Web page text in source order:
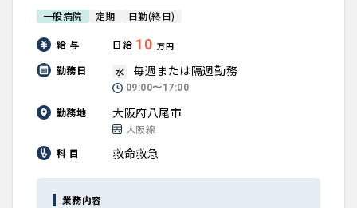
一般病院 定期 日勤(終日)
給 与 日給 10 万円
勤務日 水 毎週または隔週勤務
09:00〜17:00
勤務地 大阪府八尾市
大阪線
科 目
救命救急
業務内容